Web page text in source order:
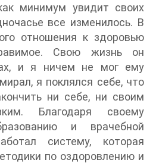
минимум увидит своих
все изменилось. В
отношения к здоровью
Свою жизнь он
и я ничем не мог ему
я поклялся себе, что
ни себе, ни своим
Благодаря своему
и врачебной
систему, которая
по оздоровлению и